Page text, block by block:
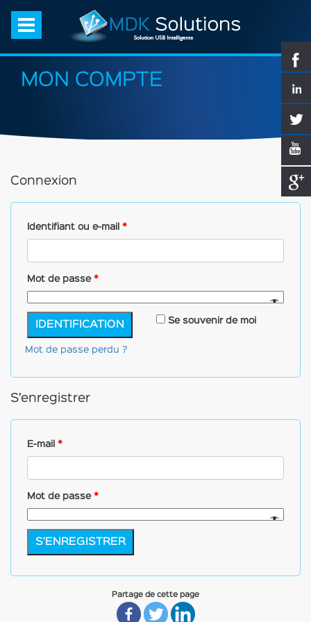
MON COMPTE
Connexion
Identifiant ou e-mail *
Mot de passe *
Se souvenir de moi
IDENTIFICATION
Mot de passe perdu ?
S’enregistrer
E-mail *
Mot de passe *
S’ENREGISTRER
Partage de cette page